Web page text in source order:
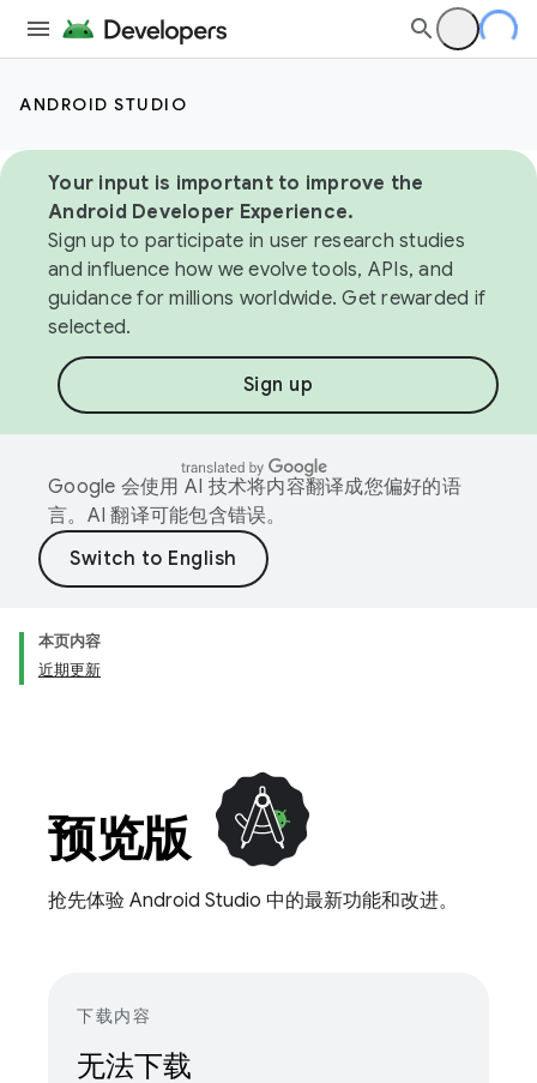
ANDROID STUDIO
Your input is important to improve the
Android Developer Experience.
Sign up to participate in user research studies
and influence how we evolve tools, APIs, and
guidance for millions worldwide. Get rewarded if
selected.
Sign up
Google 会使用 AI 技术将内容翻译成您偏好的语
言。AI 翻译可能包含错误。
本页内容
近期更新
预览版
抢先体验 Android Studio 中的最新功能和改进。
下载内容
无法下载